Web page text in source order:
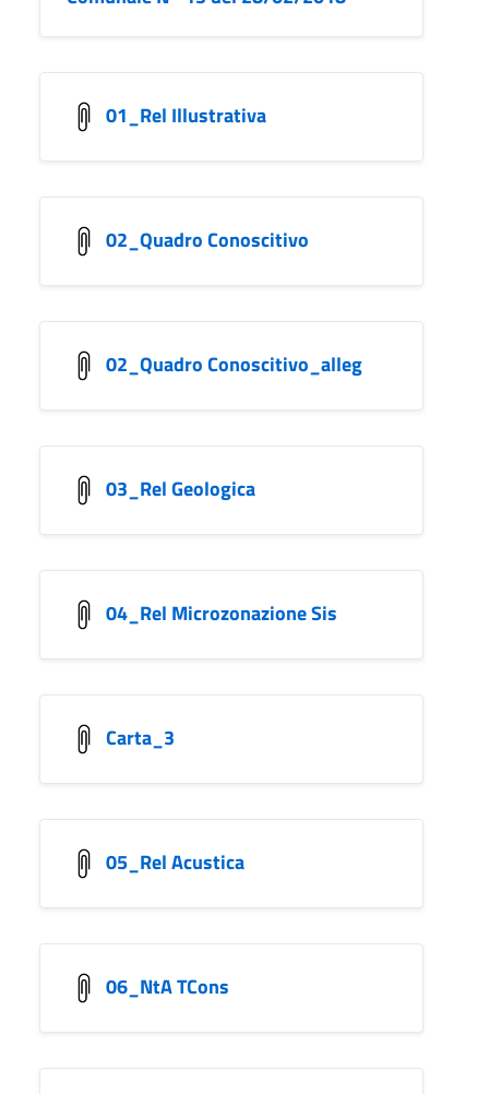
01_Rel Illustrativa
02_Quadro Conoscitivo
02_Quadro Conoscitivo_alleg
03_Rel Geologica
04_Rel Microzonazione Sis
Carta_3
05_Rel Acustica
06_NtA TCons